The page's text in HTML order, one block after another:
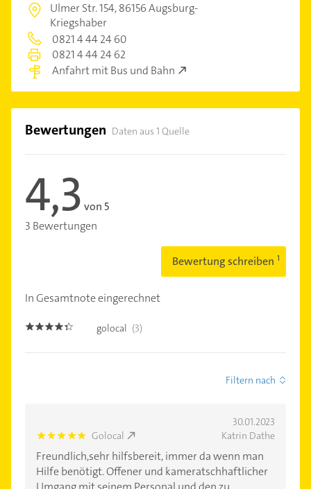
Ulmer Str. 154,86156 Augsburg-
Kriegshaber
0821 4 44 24 60
0821 4 44 24 62
Anfahrt mit Bus und Bahn
Bewertungen Daten aus 1 Quelle
4,3 von 5
3 Bewertungen
Bewertung schreiben
In Gesamtnote eingerechnet
4.3 golocal (3)
Filtern nach
30.01.2023
5.0 Golocal Katrin Dathe
Freundlich,sehr hilfsbereit, immer da wenn man
Hilfe benötigt. Offener und kameratschhaftlicher